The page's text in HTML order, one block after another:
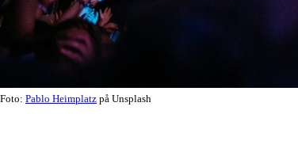
Foto: Pablo Heimplatz på Unsplash